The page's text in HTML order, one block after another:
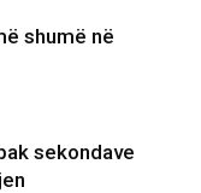
shumë në
sekondave